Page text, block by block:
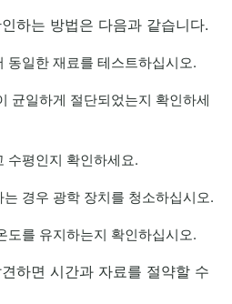
하는 방법은 다음과 같습니다.
동일한 재료를 테스트하십시오.
균일하게 절단되었는지 확인하세
수평인지 확인하세요.
경우 광학 장치를 청소하십시오.
도를 유지하는지 확인하십시오.
하면 시간과 자료를 절약할 수